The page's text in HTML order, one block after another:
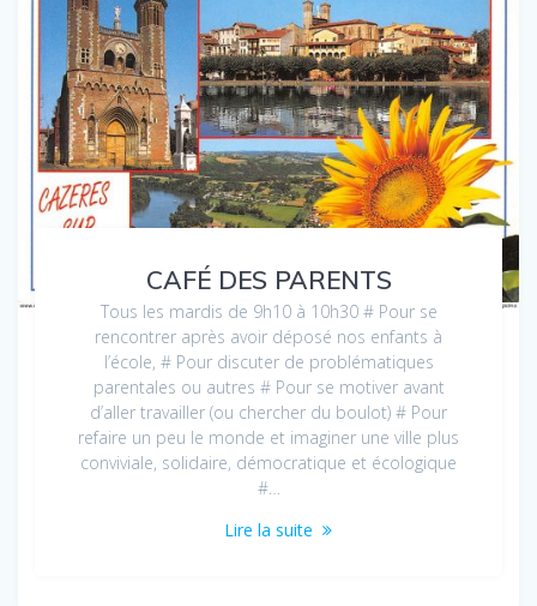
CAFÉ DES PARENTS
Tous les mardis de 9h10 à 10h30 # Pour se
rencontrer après avoir déposé nos enfants à
l’école, # Pour discuter de problématiques
parentales ou autres # Pour se motiver avant
d’aller travailler (ou chercher du boulot) # Pour
refaire un peu le monde et imaginer une ville plus
conviviale, solidaire, démocratique et écologique
#…
Lire la suite